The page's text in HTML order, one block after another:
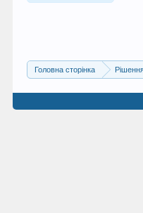
Головна сторінка